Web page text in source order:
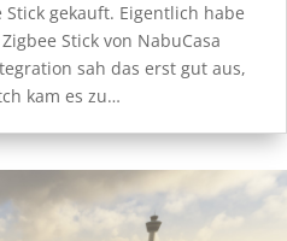
Stick gekauft. Eigentlich habe
Stick von NabuCasa
sah das erst gut aus,
kam es zu…